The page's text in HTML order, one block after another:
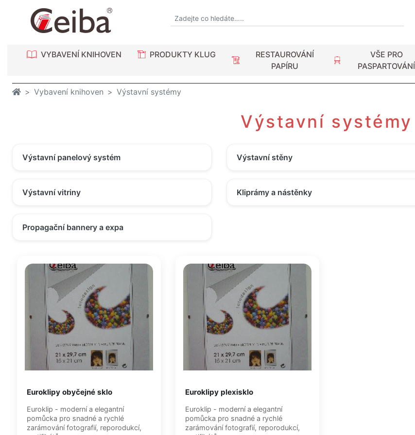
VYBAVENÍ KNIHOVEN PRODUKTY KLUG
RESTAUROVÁNÍ
PAPÍRU
VŠE PRO
PASPARTOVÁNÍ
Vybavení knihoven Výstavní systémy
Výstavní systémy
Výstavní panelový systém Výstavní stěny
Výstavní vitriny Kliprámy a nástěnky
Propagační bannery a expa
Euroklipy obyčejné sklo
Euroklip - moderní a elegantní
pomůcka pro snadné a rychlé
zarámování fotografií, reporodukcí,
Euroklipy plexisklo
Euroklip - moderní a elegantní
pomůcka pro snadné a rychlé
zarámování fotografií, reporodukcí,